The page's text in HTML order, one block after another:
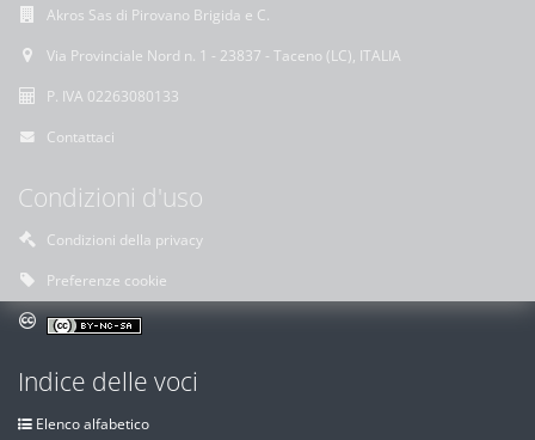
Akros Sas di Pirovano Brigida e C.
Via Provinciale Nord n. 1 - 23837 - Taceno (LC), ITALIA
P. IVA 02263080133
Contattaci
Condizioni d'uso
Condizioni della privacy
Preferenze cookie
Indice delle voci
Elenco alfabetico